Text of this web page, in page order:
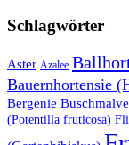
Schlagwörter
Aster Azalee
Bauernhortensie
Bergenie
(Potentilla fruticosa)